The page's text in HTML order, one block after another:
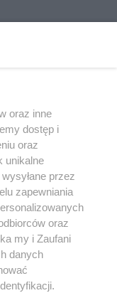
oraz inne
dostęp i
oraz
unikalne
przez
zapewniania
oraz
my i Zaufani
danych